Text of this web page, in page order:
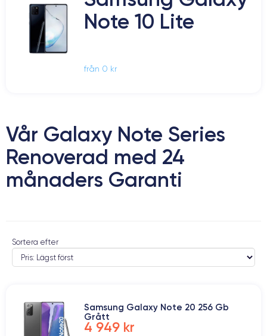
Note 10 Lite
från 0 kr
Vår Galaxy Note Series
Renoverad med 24
månaders Garanti
Sortera efter
Samsung Galaxy Note 20 256 Gb
Grått
4 949 kr